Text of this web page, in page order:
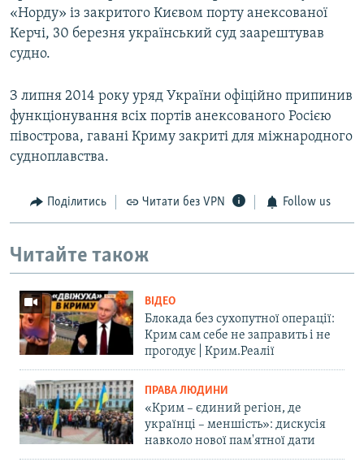
«Норду» із закритого Києвом порту анексованої
Керчі, 30 березня український суд заарештував
судно.
З липня 2014 року уряд України офіційно припинив
функціонування всіх портів анексованого Росією
півострова, гавані Криму закриті для міжнародного
судноплавства.
Поділитись Читати без VPN Follow us
Читайте також
ВІДЕО
Блокада без сухопутної операції:
Крим сам себе не заправить і не
прогодує | Крим.Реалії
ПРАВА ЛЮДИНИ
«Крим – єдиний регіон, де
українці – меншість»: дискусія
навколо нової пам'ятної дати